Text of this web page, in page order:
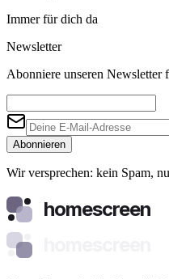
Immer für dich da
Newsletter
Abonniere unseren
Abonnieren
Wir versprechen: kein Spam,
homescreen